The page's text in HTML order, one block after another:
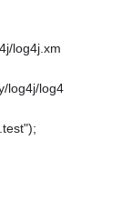
log4j.xm
log4j/log4